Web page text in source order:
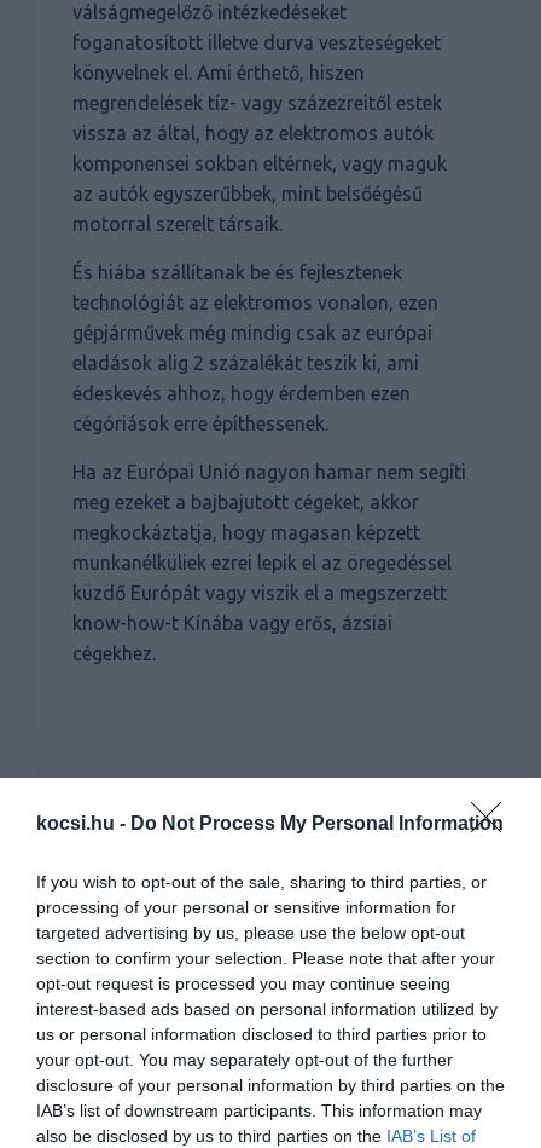
kocsi.hu - Do Not Process My Personal Information
If you wish to opt-out of the sale, sharing to third parties, or
processing of your personal or sensitive information for
targeted advertising by us, please use the below opt-out
section to confirm your selection. Please note that after your
opt-out request is processed you may continue seeing
interest-based ads based on personal information utilized by
us or personal information disclosed to third parties prior to
your opt-out. You may separately opt-out of the further
disclosure of your personal information by third parties on the
IAB’s list of downstream participants. This information may
also be disclosed by us to third parties on the IAB’s List of
válságmegelőző intézkedéseket
foganatosított illetve durva veszteségeket
könyvelnek el. Ami érthető, hiszen
megrendelések tíz- vagy százezreitől estek
vissza az által, hogy az elektromos autók
komponensei sokban eltérnek, vagy maguk
az autók egyszerűbbek, mint belsőégésű
motorral szerelt társaik.
És hiába szállítanak be és fejlesztenek
technológiát az elektromos vonalon, ezen
gépjárművek még mindig csak az európai
eladások alig 2 százalékát teszik ki, ami
édeskevés ahhoz, hogy érdemben ezen
cégóriások erre építhessenek.
Ha az Európai Unió nagyon hamar nem segíti
meg ezeket a bajbajutott cégeket, akkor
megkockáztatja, hogy magasan képzett
munkanélküliek ezrei lepik el az öregedéssel
küzdő Európát vagy viszik el a megszerzett
know-how-t Kínába vagy erős, ázsiai
cégekhez.
KAPCSOLÓDÓ CIKKEK
Februárban leáll a Toyota gyár
Csehországban